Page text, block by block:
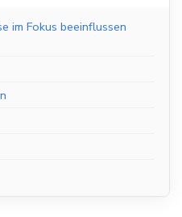
im Fokus beeinflussen